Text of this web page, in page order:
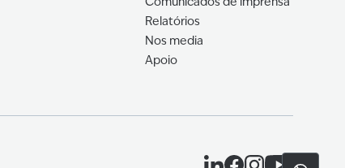
Relatórios
Nos media
Apoio